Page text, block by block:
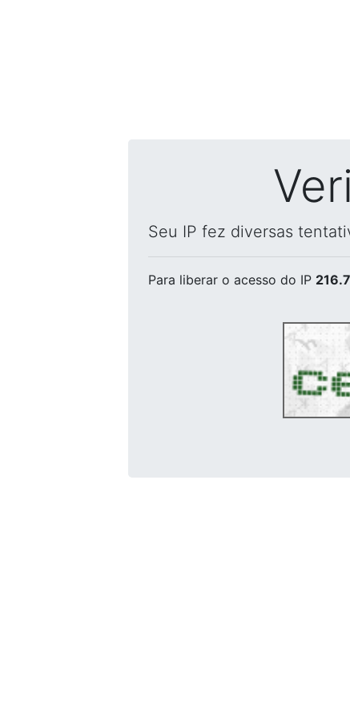
Seu IP fez diversas
Para liberar o acesso do IP